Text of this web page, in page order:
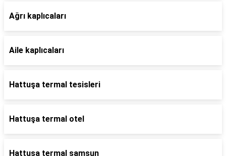
Ağrı kaplıcaları
Aile kaplıcaları
Hattuşa termal tesisleri
Hattuşa termal otel
Hattuşa termal samsun